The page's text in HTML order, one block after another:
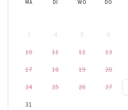
MA DI WO DO
3
4 5 6
10
11 12 13
17
18 19 20
24
25 26 27
31